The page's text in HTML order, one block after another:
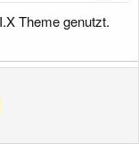
Theme genutzt.